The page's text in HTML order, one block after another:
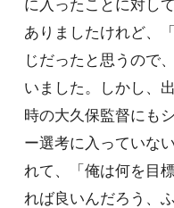
に入ったことに対し
ありましたけれど、
じだったと思うので
いました。しかし、
時の大久保監督にも
ー選考に入っていな
れて、「俺は何を目
れば良いんだろう、